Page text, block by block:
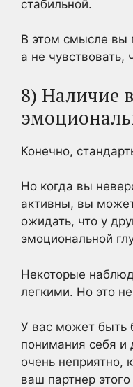
стабильной.
В этом смысле вы
а не чувствовать,
8) Наличие
Конечно,
Но когда вы
активны, вы
ожидать, что у
эмоциональной
Некоторые
легкими. Но это
У вас может быть
понимания себя и
очень неприятно,
ваш партнер